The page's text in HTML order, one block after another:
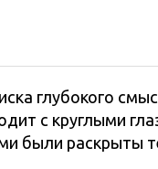
глубокого
с круглыми
были раскрыты